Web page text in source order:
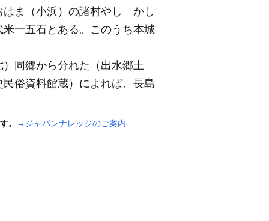
はま （小浜） の諸村やしゝかし
一五石とある。このうち本城
同郷から分れた （出水郷土
民俗資料館蔵） によれば、長島
。 →ジャパンナレッジのご案内